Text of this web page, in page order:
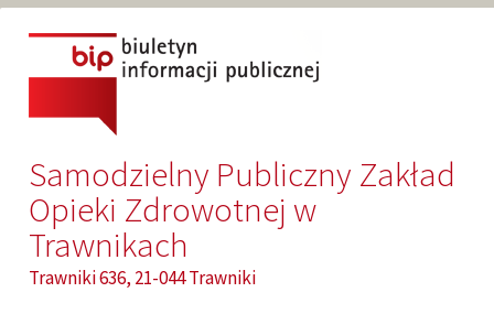
treści
wyszukiwarki
Samodzielny Publiczny Zakład
Opieki Zdrowotnej w
Trawnikach
Trawniki 636, 21-044 Trawniki